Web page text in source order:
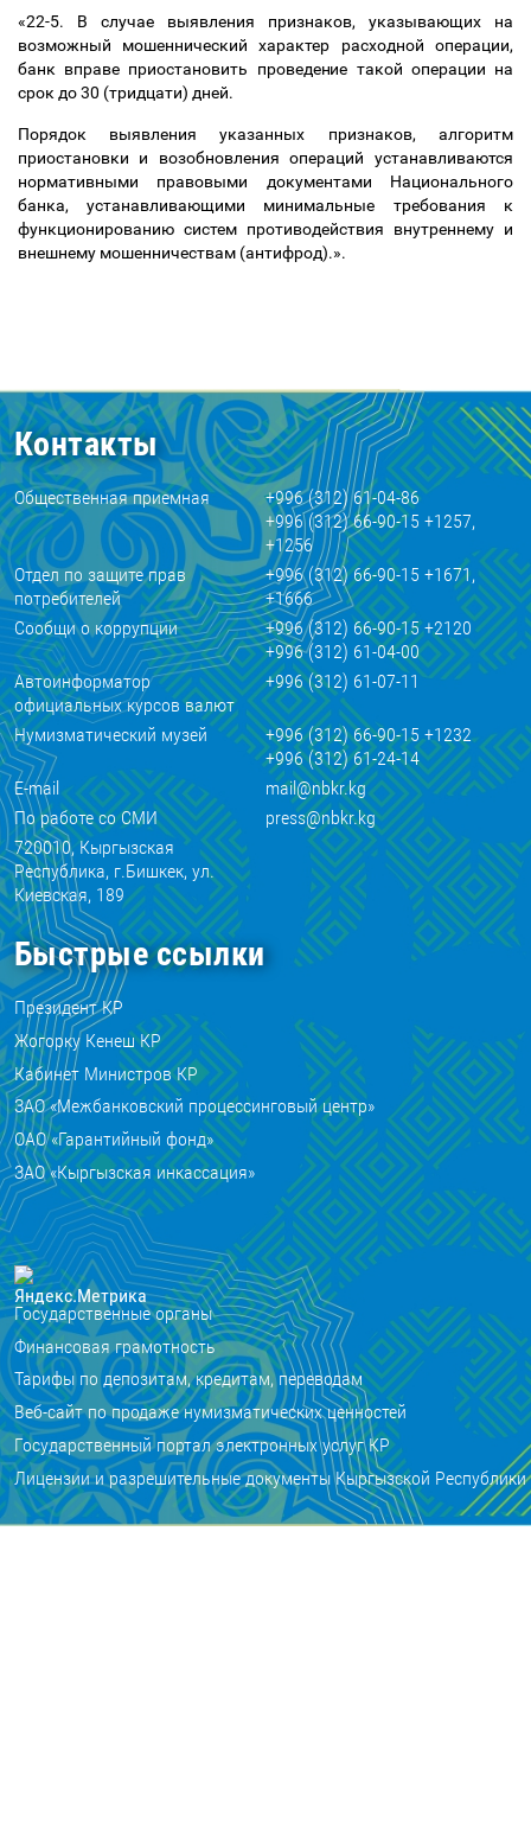
«22-5. В случае выявления признаков, указывающих на
возможный мошеннический характер расходной операции,
банк вправе приостановить проведение такой операции на
срок до 30 (тридцати) дней.
Порядок выявления указанных признаков, алгоритм
приостановки и возобновления операций устанавливаются
нормативными правовыми документами Национального
банка, устанавливающими минимальные требования к
функционированию систем противодействия внутреннему и
внешнему мошенничествам (антифрод).».
Контакты
Общественная приемная
+996 (312) 61-04-86
+996 (312) 66-90-15 +1257,
+1256
Отдел по защите прав
потребителей
+996 (312) 66-90-15 +1671,
+1666
Сообщи о коррупции
+996 (312) 66-90-15 +2120
+996 (312) 61-04-00
Автоинформатор
официальных курсов валют
+996 (312) 61-07-11
Нумизматический музей
+996 (312) 66-90-15 +1232
+996 (312) 61-24-14
E-mail
mail@nbkr.kg
По работе со СМИ
press@nbkr.kg
720010, Кыргызская
Республика, г.Бишкек, ул.
Киевская, 189
Быстрые ссылки
Президент КР
Жогорку Кенеш КР
Кабинет Министров КР
ЗАО «Межбанковский процессинговый центр»
ОАО «Гарантийный фонд»
ЗАО «Кыргызская инкассация»
Государственные органы
Финансовая грамотность
Тарифы по депозитам, кредитам, переводам
Веб-сайт по продаже нумизматических ценностей
Государственный портал электронных услуг КР
Лицензии и разрешительные документы Кыргызской Республики